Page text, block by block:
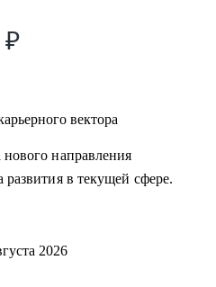
развитии бизнеса
₽
вектора
направления
развития в текущей сфере.
2026